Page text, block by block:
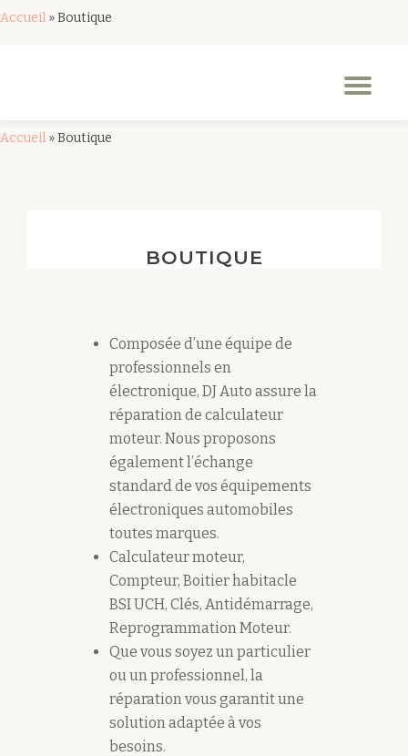
Accueil »Boutique
Accueil »Boutique
BOUTIQUE
Composée d’une équipe de
professionnels en
électronique, DJ Auto assure la
réparation de calculateur
moteur. Nous proposons
également l’échange
standard de vos équipements
électroniques automobiles
toutes marques.
Calculateur moteur,
Compteur, Boitier habitacle
BSI UCH, Clés, Antidémarrage,
Reprogrammation Moteur.
Que vous soyez un particulier
ou un professionnel, la
réparation vous garantit une
solution adaptée à vos
besoins.